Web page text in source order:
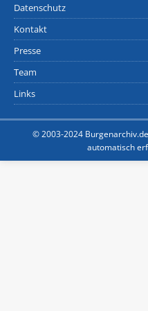
Datenschutz
Kontakt
Presse
Team
Links
© 2003-2024
automatisch